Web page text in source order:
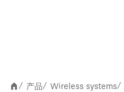
/ 产品/ Wireless systems/